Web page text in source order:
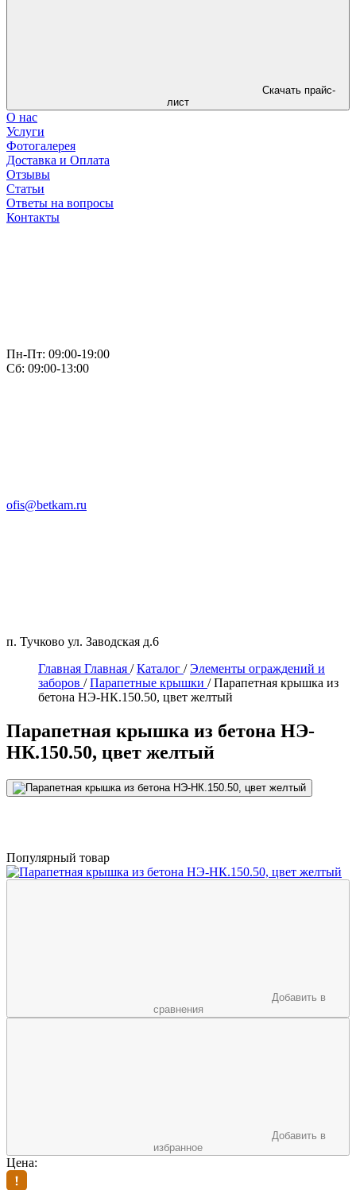
Скачать прайс-
лист
О нас
Услуги
Фотогалерея
Доставка и Оплата
Отзывы
Статьи
Ответы на вопросы
Контакты
Пн-Пт: 09:00-19:00
Сб: 09:00-13:00
ofis@betkam.ru
п. Тучково ул. Заводская д.6
Главная Главная / Каталог / Элементы ограждений и
заборов / Парапетные крышки / Парапетная крышка из
бетона НЭ-НК.150.50, цвет желтый
Парапетная крышка из бетона НЭ-
НК.150.50, цвет желтый
Популярный товар
Добавить в
сравнения
Добавить в
избранное
Цена: